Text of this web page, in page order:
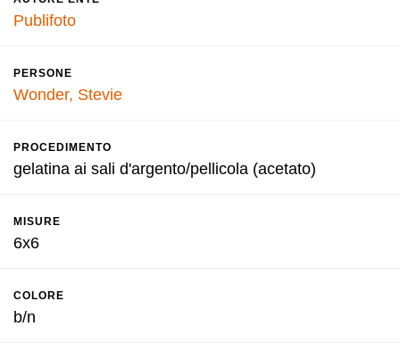
Publifoto
PERSONE
Wonder, Stevie
PROCEDIMENTO
gelatina ai sali d'argento/pellicola (acetato)
MISURE
6x6
COLORE
b/n